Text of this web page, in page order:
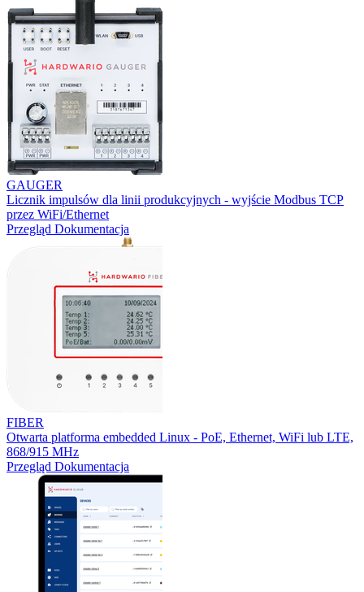
GAUGER
Licznik impulsów dla linii produkcyjnych - wyjście Modbus TCP
przez WiFi/Ethernet
Przegląd Dokumentacja
FIBER
Otwarta platforma embedded Linux - PoE, Ethernet, WiFi lub LTE,
868/915 MHz
Przegląd Dokumentacja